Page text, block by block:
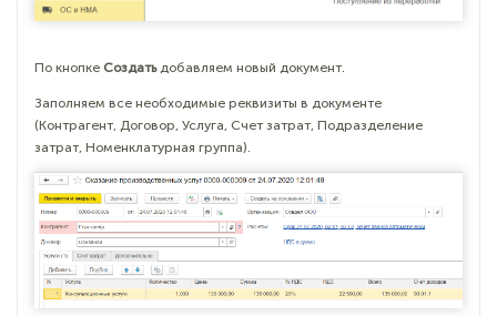
По кнопке Создатьдобавляем новый документ.
Заполняем все необходимые реквизиты в документе
(Контрагент, Договор, Услуга, Счет затрат, Подразделение
затрат, Номенклатурная группа).